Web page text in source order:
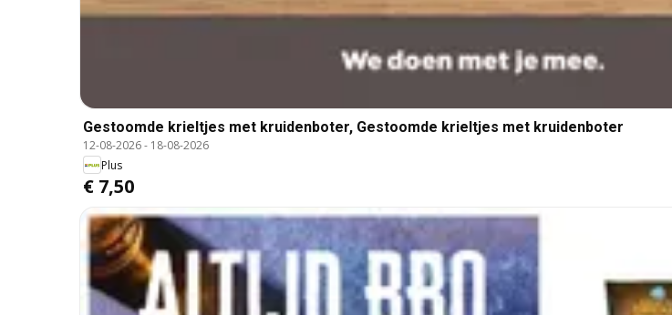
Gestoomde krieltjes met kruidenboter, Gestoomde krieltjes met kruidenboter
12-08-2026- 18-08-2026
Plus
€ 7,50